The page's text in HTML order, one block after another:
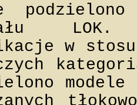
LOK.
w
modele